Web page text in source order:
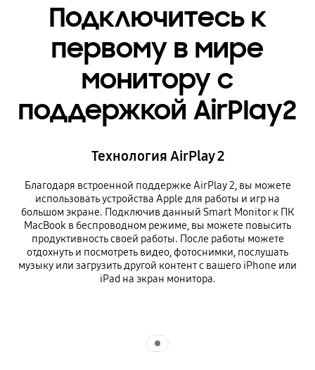
Подключитесь к
первому в мире
монитору с
поддержкой AirPlay2
Технология AirPlay 2
Благодаря встроенной поддержке AirPlay 2, вы можете
использовать устройства Apple для работы и игр на
большом экране. Подключив данный Smart Monitor к ПК
MacBook в беспроводном режиме, вы можете повысить
продуктивность своей работы. После работы можете
отдохнуть и посмотреть видео, фотоснимки, послушать
музыку или загрузить другой контент с вашего iPhone или
iPad на экран монитора.